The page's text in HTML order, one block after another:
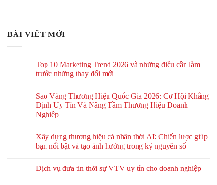
BÀI VIẾT MỚI
Top 10 Marketing Trend 2026 và những điều cần làm
trước những thay đổi mới
Sao Vàng Thương Hiệu Quốc Gia 2026: Cơ Hội Khẳng
Định Uy Tín Và Nâng Tầm Thương Hiệu Doanh
Nghiệp
Xây dựng thương hiệu cá nhân thời AI: Chiến lược giúp
bạn nổi bật và tạo ảnh hưởng trong kỷ nguyên số
Dịch vụ đưa tin thời sự VTV uy tín cho doanh nghiệp